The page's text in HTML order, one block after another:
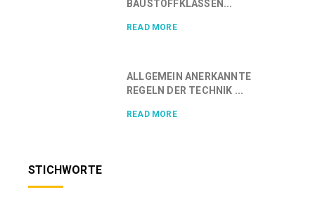
BAUSTOFFKLASSEN...
READ MORE
ALLGEMEIN ANERKANNTE
REGELN DER TECHNIK ...
READ MORE
STICHWORTE